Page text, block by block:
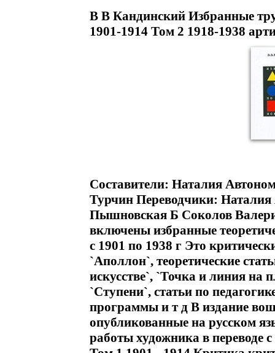
В В Кандинский Избранные
1901-1914 Том 2 1918-1938
Составители: Наталия
Турчин Переводчики:
Пышновская Б Соколов
включены избранные
с 1901 по 1938 г Это
`Аполлон`, теоретические
искусстве`, `Точка и линия на
`Ступени`, статьи по
программы и т д В издание
опубликованные на русском
работы художника в переводе